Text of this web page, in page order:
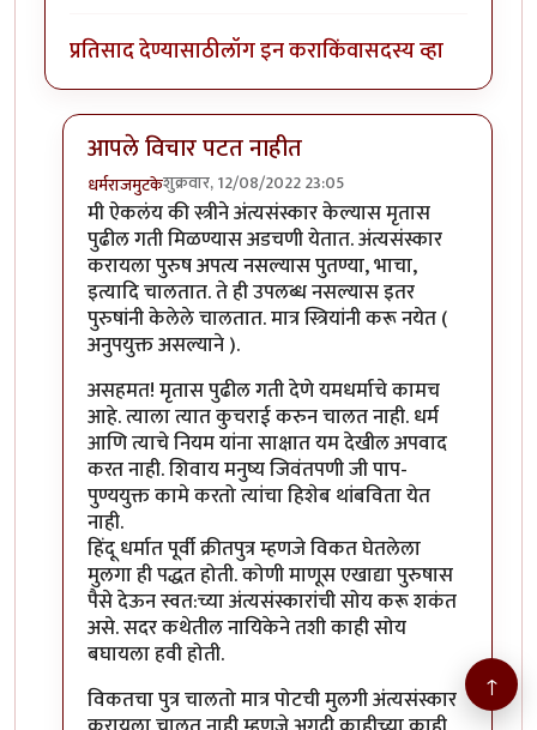
प्रतिसाद देण्यासाठीलॉग इन कराकिंवासदस्य व्हा
आपले विचार पटत नाहीत
धर्मराजमुटकेशुक्रवार, 12/08/2022 23:05
In reply toक्रीतपुत्र, श्राद्ध वगैरेbyगामा पैलवान
मी ऐकलंय की स्त्रीने अंत्यसंस्कार केल्यास मृतास
पुढील गती मिळण्यास अडचणी येतात. अंत्यसंस्कार
करायला पुरुष अपत्य नसल्यास पुतण्या, भाचा,
इत्यादि चालतात. ते ही उपलब्ध नसल्यास इतर
पुरुषांनी केलेले चालतात. मात्र स्त्रियांनी करू नयेत (
अनुपयुक्त असल्याने ).
असहमत! मृतास पुढील गती देणे यमधर्माचे कामच
आहे. त्याला त्यात कुचराई करुन चालत नाही. धर्म
आणि त्याचे नियम यांना साक्षात यम देखील अपवाद
करत नाही. शिवाय मनुष्य जिवंतपणी जी पाप-
पुण्ययुक्त कामे करतो त्यांचा हिशेब थांबविता येत
नाही.
हिंदू धर्मात पूर्वी क्रीतपुत्र म्हणजे विकत घेतलेला
मुलगा ही पद्धत होती. कोणी माणूस एखाद्या पुरुषास
पैसे देऊन स्वत:च्या अंत्यसंस्कारांची सोय करू शकंत
असे. सदर कथेतील नायिकेने तशी काही सोय
बघायला हवी होती.
विकतचा पुत्र चालतो मात्र पोटची मुलगी अंत्यसंस्कार
↑